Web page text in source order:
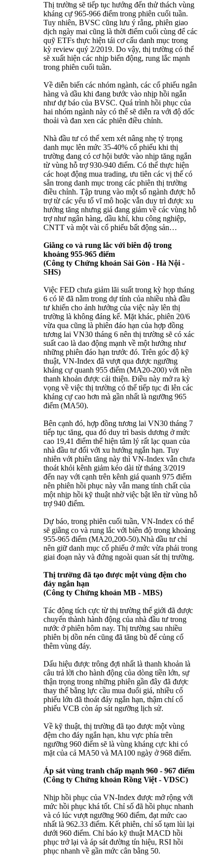
Thị trường sẽ tiếp tục hướng đến thử thách vùng
kháng cự 965-966 điểm trong phiên cuối tuần.
Tuy nhiên, BVSC cũng lưu ý rằng, phiên giao
dịch ngày mai cũng là thời điểm cuối cùng để các
quỹ ETFs thực hiện tái cơ cấu danh mục trong
kỳ review quý 2/2019. Do vậy, thị trường có thể
sẽ xuất hiện các nhịp biến động, rung lắc mạnh
trong phiên cuối tuần.
Về diễn biến các nhóm ngành, các cổ phiếu ngân
hàng và dầu khi đang bước vào nhịp hồi ngắn
như dự báo của BVSC. Quá trình hồi phục của
hai nhóm ngành này có thể sẽ diễn ra với độ dốc
thoải và đan xen các phiên điều chỉnh.
Nhà đầu tư có thể xem xét nâng nhẹ tỷ trọng
danh mục lên mức 35-40% cổ phiếu khi thị
trường đang có cơ hội bước vào nhịp tăng ngắn
từ vùng hỗ trợ 930-940 điểm. Có thể thực hiện
các hoạt động mua trading, ưu tiên các vị thế có
sẵn trong danh mục trong các phiên thị trường
điều chỉnh. Tập trung vào một số ngành được hỗ
trợ từ các yếu tố vĩ mô hoặc vẫn duy trì được xu
hướng tăng nhưng giá đang giảm về các vùng hỗ
trợ như ngân hàng, dầu khí, khu công nghiệp,
CNTT và một vài cổ phiếu bất động sản…
Giằng co và rung lắc với biên độ trong
khoảng 955-965 điểm
(Công ty Chứng khoán Sài Gòn - Hà Nội -
SHS)
Việc FED chưa giảm lãi suất trong kỳ họp tháng
6 có lẽ đã nằm trong dự tính của nhiều nhà đầu
tư khiến cho ảnh hưởng của việc này lên thị
trường là không đáng kể. Mặt khác, phiên 20/6
vừa qua cũng là phiên đáo hạn của hợp đồng
tương lai VN30 tháng 6 nên thị trường sẽ có xác
suất cao là dao động mạnh về một hướng như
những phiên đáo hạn trước đó. Trên góc độ kỹ
thuật, VN-Index đã vượt qua được ngưỡng
kháng cự quanh 955 điểm (MA20-200) với nền
thanh khoản được cải thiện. Điều này mở ra kỳ
vọng về việc thị trường có thể tiếp tục đi lên các
kháng cự cao hơn mà gần nhất là ngưỡng 965
điểm (MA50).
Bên cạnh đó, hợp đồng tương lai VN30 tháng 7
tiếp tục tăng, qua đó duy trì basis dương ở mức
cao 19,41 điểm thể hiện tâm lý rất lạc quan của
nhà đầu tư đối với xu hướng ngắn hạn. Tuy
nhiên với phiên tăng này thì VN-Index vẫn chưa
thoát khỏi kênh giảm kéo dài từ tháng 3/2019
đến nay với cạnh trên kênh giá quanh 975 điểm
nên phiên hồi phục này vẫn mang tính chất của
một nhịp hồi kỹ thuật nhờ việc bật lên từ vùng hỗ
trợ 940 điểm.
Dự báo, trong phiên cuối tuần, VN-Index có thể
sẽ giằng co và rung lắc với biên độ trong khoảng
955-965 điểm (MA20,200-50).Nhà đầu tư chỉ
nên giữ danh mục cổ phiếu ở mức vừa phải trong
giai đoạn này và đứng ngoài quan sát thị trường.
Thị trường đã tạo được một vùng đệm cho
đáy ngắn hạn
(Công ty Chứng khoán MB - MBS)
Tác động tích cực từ thị trường thế giới đã được
chuyển thành hành động của nhà đầu tư trong
nước ở phiên hôm nay. Thị trường sau nhiều
phiên bị dồn nén cũng đã tăng bù để củng cố
thêm vùng đáy.
Dấu hiệu được trông đợi nhất là thanh khoản là
câu trả lời cho hành động của dòng tiền lớn, sự
thận trọng trong những phiên gần đây đã được
thay thế bằng lực cầu mua đuổi giá, nhiều cổ
phiếu lớn đã thoát đáy ngắn hạn, thậm chí cổ
phiếu VCB còn áp sát ngưỡng lịch sử.
Về kỹ thuật, thị trường đã tạo được một vùng
đệm cho đáy ngắn hạn, khu vực phía trên
ngưỡng 960 điểm sẽ là vùng kháng cực khi có
mặt của cả MA50 và MA100 ngày ở 968 điểm.
Áp sát vùng tranh chấp mạnh 960 - 967 điểm
(Công ty Chứng khoán Rồng Việt - VDSC)
Nhịp hồi phục của VN-Index được mở rộng với
mức hồi phục khá tốt. Chỉ số đã hồi phục nhanh
và có lúc vượt ngưỡng 960 điểm, đạt mức cao
nhất là 962.33 điểm. Kết phiên, chỉ số tạm lùi lại
dưới 960 điểm. Chỉ báo kỹ thuật MACD hồi
phục trở lại và áp sát đường tín hiệu, RSI hồi
phục nhanh về gần mức cân bằng 50.